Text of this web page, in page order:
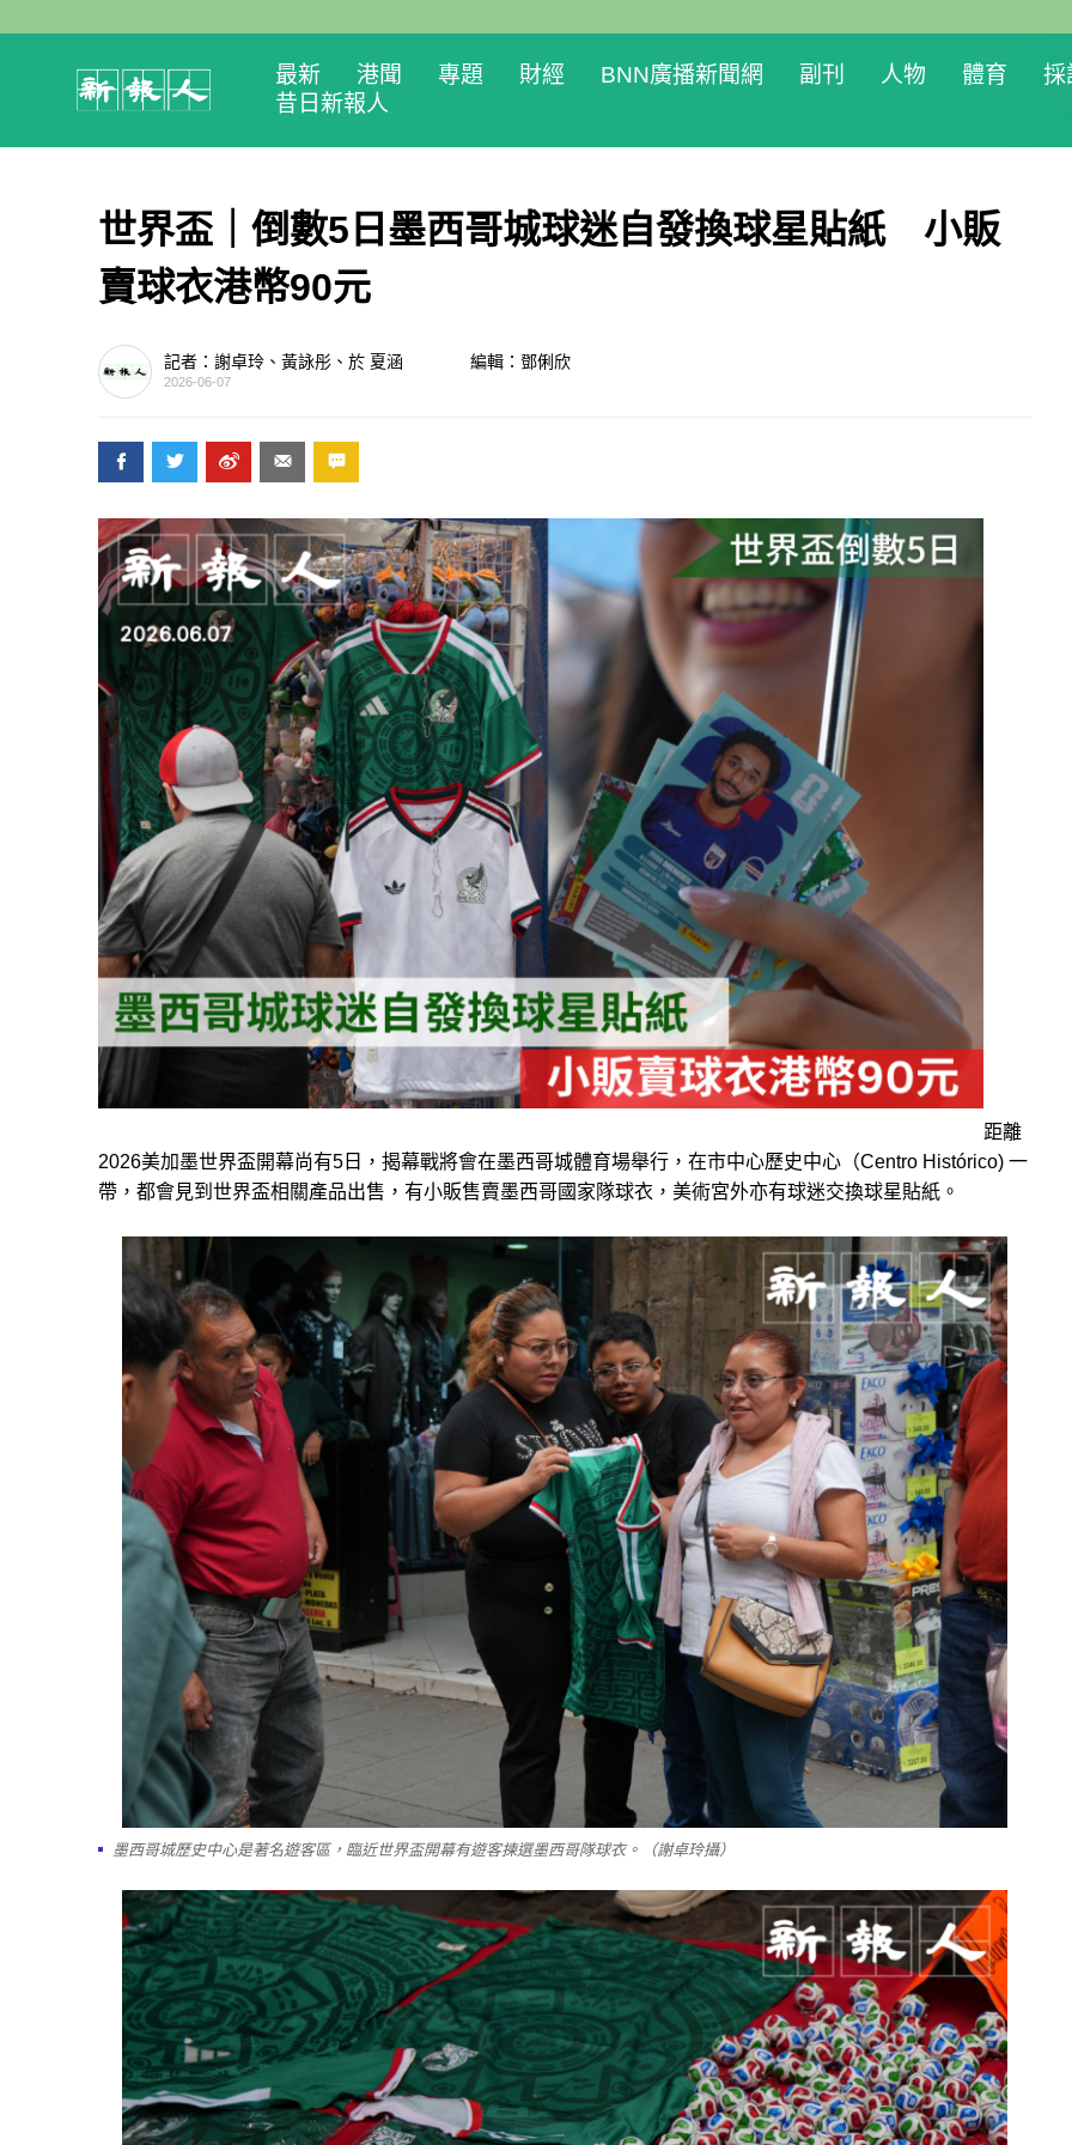
最新 港聞 專題 財經 BNN廣播新聞網 副刊 人物 體育 採
昔日新報人
世界盃｜倒數5日墨西哥城球迷自發換球星貼紙 小販
賣球衣港幣90元
記者：謝卓玲、黃詠彤、於 夏涵 編輯：鄧俐欣
2026-06-07
距離
2026美加墨世界盃開幕尚有5日，揭幕戰將會在墨西哥城體育場舉行，在市中心歷史中心（Centro Histórico) 一
帶，都會見到世界盃相關產品出售，有小販售賣墨西哥國家隊球衣，美術宮外亦有球迷交換球星貼紙。
墨西哥城歷史中心是著名遊客區，臨近世界盃開幕有遊客揀選墨西哥隊球衣。（謝卓玲攝）